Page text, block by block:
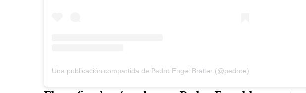
Una publicación compartida de Pedro Engel Bratter (@pedroe)